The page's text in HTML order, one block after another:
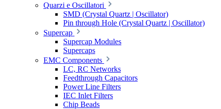
Quarzi e Oscillatori
SMD (Crystal Quartz | Oscillator)
Pin through Hole (Crystal Quartz | Oscillator)
Supercap
Supercap Modules
Supercaps
EMC Components
LC, RC Networks
Feedthrough Capacitors
Power Line Filters
IEC Inlet Filters
Chip Beads